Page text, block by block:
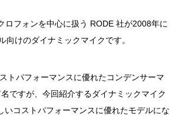
ロフォンを中心に扱う RODE 社が2008年に
向けのダイナミックマイクです。
トパフォーマンスに優れたコンデンサーマ
ですが、今回紹介するダイナミックマイク
いコストパフォーマンスに優れたモデルにな